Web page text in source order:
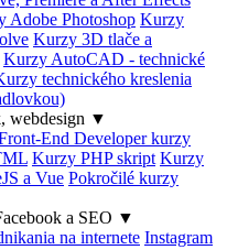
Adobe Photoshop Kurzy
Kurzy 3D tlače a
Kurzy AutoCAD - technické
technického kreslenia
webdesign ▼
End Developer kurzy
Kurzy PHP skript Kurzy
a Vue Pokročilé kurzy
a SEO ▼
na internete Instagram